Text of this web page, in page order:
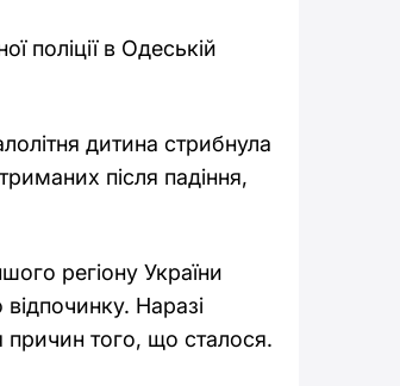
поліції в Одеській
дитина стрибнула
після падіння,
регіону України
Наразі
причин того, що сталося.